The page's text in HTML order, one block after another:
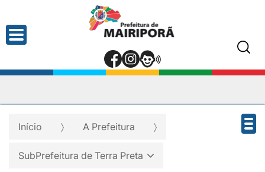
Início A Prefeitura
SubPrefeitura de Terra Preta